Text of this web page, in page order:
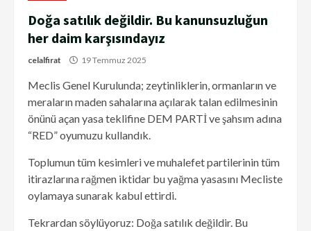
Doğa satılık değildir. Bu kanunsuzluğun
her daim karşısındayız
celalfirat 19 Temmuz 2025
Meclis Genel Kurulunda; zeytinliklerin, ormanların ve
meraların maden sahalarına açılarak talan edilmesinin
önünü açan yasa teklifine DEM PARTİ ve şahsım adına
“RED” oyumuzu kullandık.
Toplumun tüm kesimleri ve muhalefet partilerinin tüm
itirazlarına rağmen iktidar bu yağma yasasını Mecliste
oylamaya sunarak kabul ettirdi.
Tekrardan söylüyoruz: Doğa satılık değildir. Bu